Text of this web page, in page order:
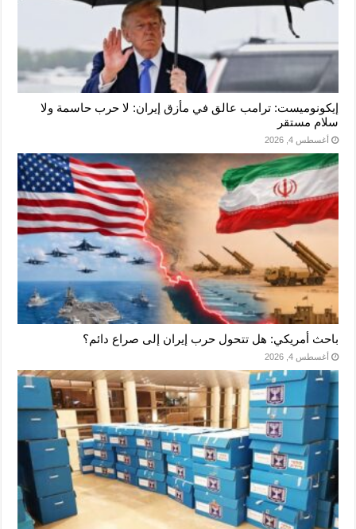
إيكونوميست: ترامب عالق في مأزق إيران: لا حرب حاسمة ولا
سلام مستقر
أغسطس 4, 2026
باحث أمريكي: هل تتحول حرب إيران إلى صراع دائم؟
أغسطس 4, 2026